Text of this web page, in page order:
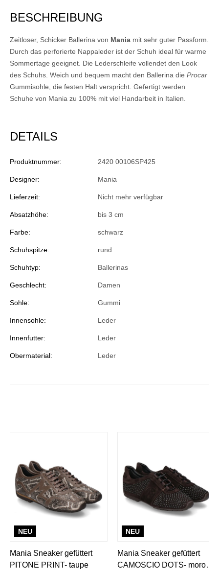
BESCHREIBUNG
Zeitloser, Schicker Ballerina von Mania mit sehr guter Passform.
Durch das perforierte Nappaleder ist der Schuh ideal für warme
Sommertage geeignet. Die Lederschleife vollendet den Look
des Schuhs. Weich und bequem macht den Ballerina die Procar
Gummisohle, die festen Halt verspricht. Gefertigt werden
Schuhe von Mania zu 100% mit viel Handarbeit in Italien.
DETAILS
Produktnummer: 2420 00106SP425
Designer: Mania
Lieferzeit: Nicht mehr verfügbar
Absatzhöhe: bis 3 cm
Farbe: schwarz
Schuhspitze: rund
Schuhtyp: Ballerinas
Geschlecht: Damen
Sohle: Gummi
Innensohle: Leder
Innenfutter: Leder
Obermaterial: Leder
NEU
Mania Sneaker gefüttert
PITONE PRINT- taupe
NEU
Mania Sneaker gefüttert
CAMOSCIO DOTS- moro/